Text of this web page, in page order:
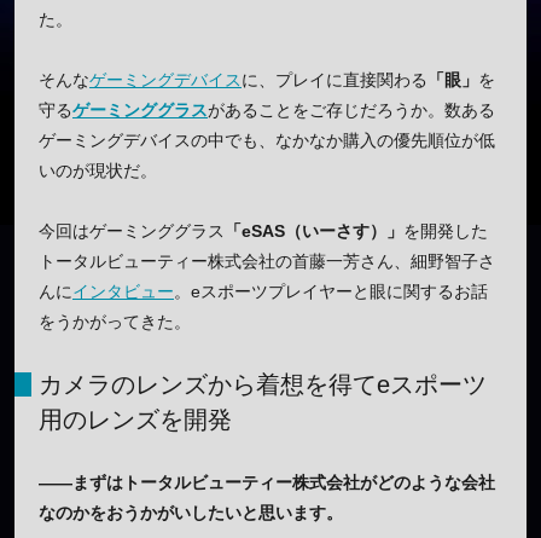
た。
そんなゲーミングデバイスに、プレイに直接関わる 「眼」 を
守るゲーミンググラスがあることをご存じだろうか。数ある
ゲーミングデバイスの中でも、なかなか購入の優先順位が低
いのが現状だ。
今回はゲーミンググラス 「eSAS（いーさす）」 を開発した
トータルビューティー株式会社の首藤一芳さん、細野智子さ
んにインタビュー。eスポーツプレイヤーと眼に関するお話
をうかがってきた。
カメラのレンズから着想を得てeスポーツ
用のレンズを開発
——まずはトータルビューティー株式会社がどのような会社
なのかをおうかがいしたいと思います。